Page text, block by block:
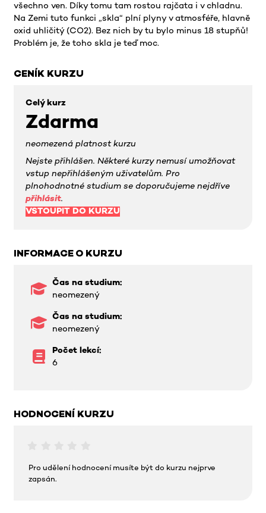
všechno ven. Díky tomu tam rostou rajčata i v chladnu.
Na Zemi tuto funkci „skla“ plní plyny v atmosféře, hlavně
oxid uhličitý (CO2). Bez nich by tu bylo minus 18 stupňů!
Problém je, že toho skla je teď moc.
CENÍK KURZU
Celý kurz
Zdarma
neomezená platnost kurzu
Nejste přihlášen. Některé kurzy nemusí umožňovat
vstup nepřihlášeným uživatelům. Pro
plnohodnotné studium se doporučujeme nejdříve
přihlásit.
VSTOUPIT DO KURZU
INFORMACE O KURZU
Čas na studium:
neomezený
Čas na studium:
neomezený
Počet lekcí:
6
HODNOCENÍ KURZU
Pro udělení hodnocení musíte být do kurzu nejprve
zapsán.